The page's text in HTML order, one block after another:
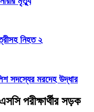
নিহত ২
সদস্যের মরদেহ উদ্ধার
পরীক্ষার্থীর সড়ক